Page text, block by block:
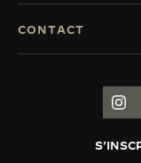
CONTACT